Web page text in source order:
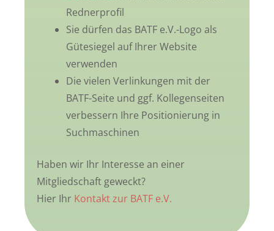
Rednerprofil
Sie dürfen das BATF e.V.-Logo als
Gütesiegel auf Ihrer Website
verwenden
Die vielen Verlinkungen mit der
BATF-Seite und ggf. Kollegenseiten
verbessern Ihre Positionierung in
Suchmaschinen
Haben wir Ihr Interesse an einer
Mitgliedschaft geweckt?
Hier Ihr Kontakt zur BATF e.V.